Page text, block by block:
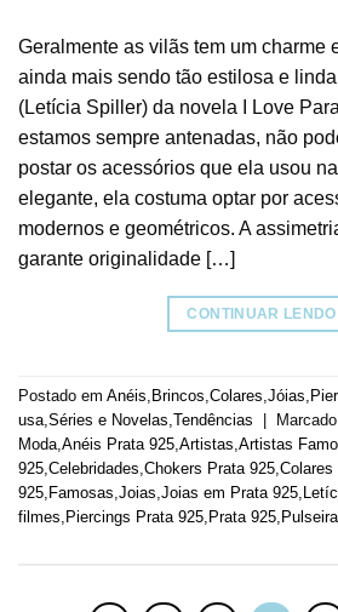
Geralmente as vilãs tem um charme
ainda mais sendo tão estilosa e
(Letícia Spiller) da novela I Love
estamos sempre antenadas, não
postar os acessórios que ela usou
elegante, ela costuma optar por
modernos e geométricos. A
garante originalidade […]
CONTINUAR LENDO
Postado em Anéis Brincos Colares Jóias
usa Séries e Novelas Tendências Marcado
Moda Anéis Prata 925 Artistas Artistas
925 Celebridades Chokers Prata 925 Colares
925 Famosas Joias Joias em Prata 925
filmes Piercings Prata 925 Prata 925